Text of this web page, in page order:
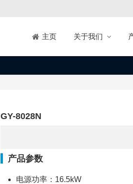
主页 关于我们
GY-8028N
产品参数
电源功率：16.5kW